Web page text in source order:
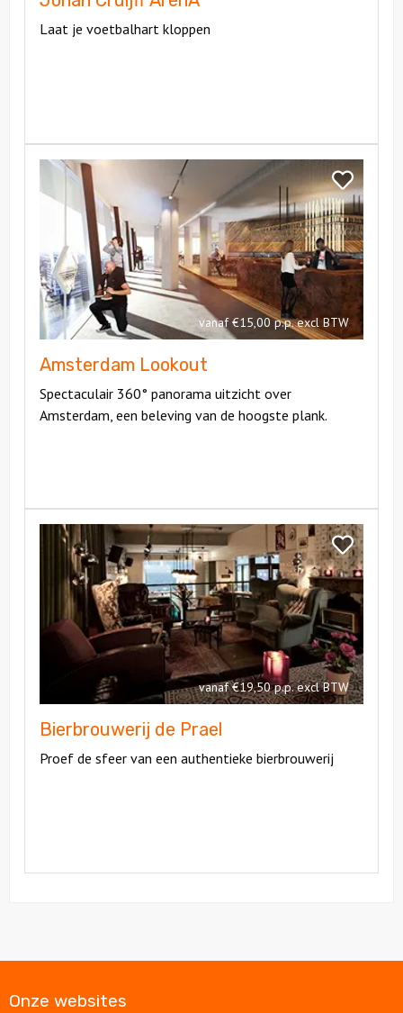
Laat je voetbalhart kloppen
Bekijk
Amsterdam
Lookout
vanaf €15,00 p.p. excl BTW
Amsterdam Lookout
Spectaculair 360° panorama uitzicht over
Amsterdam, een beleving van de hoogste plank.
Bekijk
Amsterdam
Lookout
Bekijk
de
Prael
vanaf €19,50 p.p. excl BTW
Bierbrouwerij de Prael
Proef de sfeer van een authentieke bierbrouwerij
Bekijk
Bierbrouwerij
Onze websites